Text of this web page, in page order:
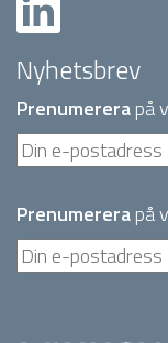
Nyhetsbrev
Prenumererapå
Prenumererapå